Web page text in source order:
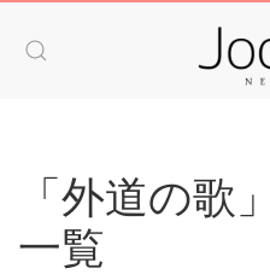
「外道の歌
一覧